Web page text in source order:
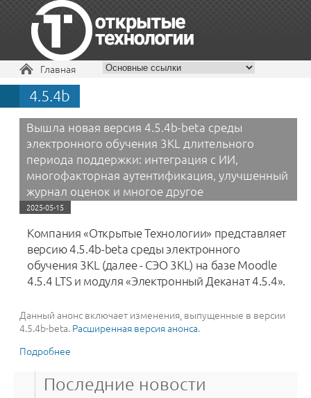
Вы здесь
Главная
4.5.4b
Вышла новая версия 4.5.4b-beta среды
электронного обучения 3KL длительного
периода поддержки: интеграция с ИИ,
многофакторная аутентификация, улучшенный
журнал оценок и многое другое
2025-05-15
Компания «Открытые Технологии» представляет
версию 4.5.4b-beta среды электронного
обучения 3KL (далее - СЭО 3KL) на базе Moodle
4.5.4 LTS и модуля «Электронный Деканат 4.5.4».
Данный анонс включает изменения, выпущенные в версии
4.5.4b-beta. Расширенная версия анонса.
Подробнее
аутентификация, улучшенный журнал оценок и
Последние новости